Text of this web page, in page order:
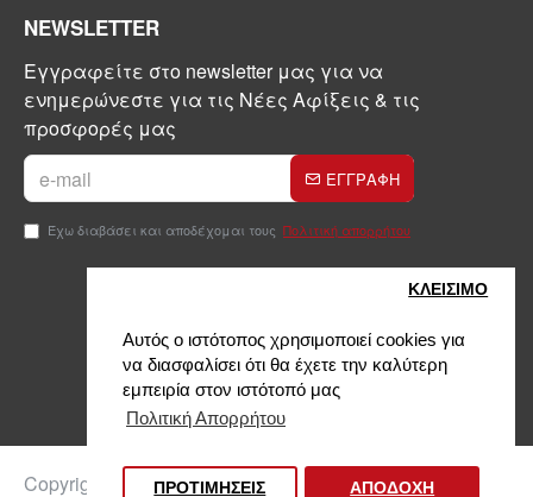
Αυτός ο ιστότοπος χρησιμοποιεί cookies για
να διασφαλίσει ότι θα έχετε την καλύτερη
εμπειρία στον ιστότοπό μας
Πολιτική Απορρήτου
ΚΛΕΙΣIΜΟ
ΠΡΟΤΙΜΗΣΕΙΣ ΑΠΟΔΟΧΗ
NEWSLETTER
Εγγραφείτε στο newsletter μας για να
ενημερώνεστε για τις Νέες Αφίξεις & τις
προσφορές μας
ΕΓΓΡΑΦΗ
Έχω διαβάσει και αποδέχομαι τους Πολιτική απορρήτου
Copyright © 2024, Kontinakis, All Rights Reserved
Φίλτρα προϊόντων